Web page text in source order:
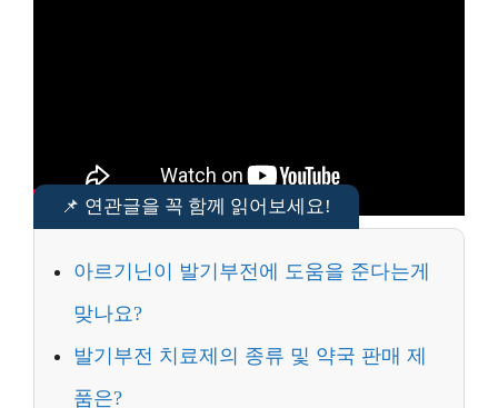
아르기닌이 발기부전에 도움을 준다는게
맞나요?
발기부전 치료제의 종류 및 약국 판매 제
품은?